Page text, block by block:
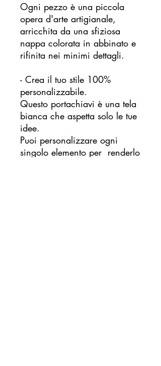
Ogni pezzo è una piccola
opera d'arte artigianale,
arricchita da una sfiziosa
nappa colorata in abbinato e
rifinita nei minimi dettagli.
- Crea il tuo stile 100%
personalizzabile.
Questo portachiavi è una tela
bianca che aspetta solo le tue
idee.
Puoi personalizzare ogni
singolo elemento per renderlo